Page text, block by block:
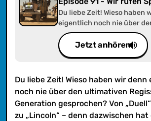
zuhause an (Steven
Du liebe Zeit! Wieso haben
eigentlich noch nie über
Regisseur unserer
gesprochen? Von „Duell“
„Lincoln“ – denn
sind so bekannt wie
Talent unbestritten. Triff
gut wie jeden Spielberg-
Jetzt anhören
Du liebe Zeit! Wieso haben wir denn
noch nie über den ultimativen
Generation gesprochen? Von „Duell“
zu „Lincoln“ – denn dazwischen